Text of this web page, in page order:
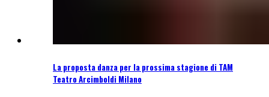
La proposta danza per la prossima stagione di TAM
Teatro Arcimboldi Milano